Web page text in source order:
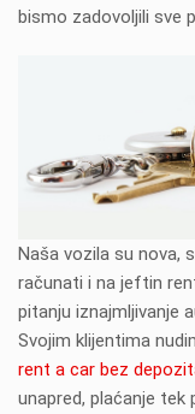
bismo zadovoljili sve
Naša vozila su nova,
računati i na jeftin
pitanju iznajmljivanje
Svojim klijentima
rent a car bez
unapred, plaćanje